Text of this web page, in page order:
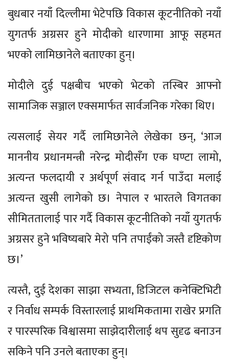
बुधबार नयाँ दिल्लीमा भेटेपछि विकास कूटनीतिको नयाँ
युगतर्फ अग्रसर हुने मोदीको धारणामा आफू सहमत
भएको लामिछानेले बताएका हुन्।
मोदीले दुई पक्षबीच भएको भेटको तस्बिर आफ्नो
सामाजिक सञ्जाल एक्समार्फत सार्वजनिक गरेका थिए।
त्यसलाई सेयर गर्दै लामिछानेले लेखेका छन्, ‘आज
माननीय प्रधानमन्त्री नरेन्द्र मोदीसँग एक घण्टा लामो,
अत्यन्त फलदायी र अर्थपूर्ण संवाद गर्न पाउँदा मलाई
अत्यन्त खुसी लागेको छ। नेपाल र भारतले विगतका
सीमिततालाई पार गर्दै विकास कूटनीतिको नयाँ युगतर्फ
अग्रसर हुने भविष्यबारे मेरो पनि तपाईंको जस्तै दृष्टिकोण
छ।’
त्यस्तै, दुई देशका साझा सभ्यता, डिजिटल कनेक्टिभिटी
र निर्वाध सम्पर्क विस्तारलाई प्राथमिकतामा राखेर प्रगति
र पारस्परिक विश्वासमा साझेदारीलाई थप सुदृढ बनाउन
सकिने पनि उनले बताएका हुन्।